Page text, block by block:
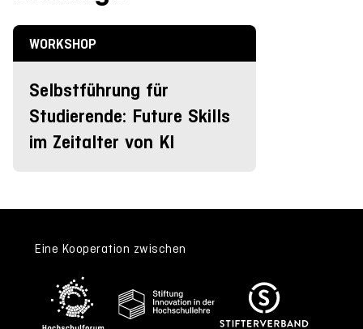
WORKSHOP
Selbstführung für
Studierende: Future Skills
im Zeitalter von KI
Eine Kooperation zwischen